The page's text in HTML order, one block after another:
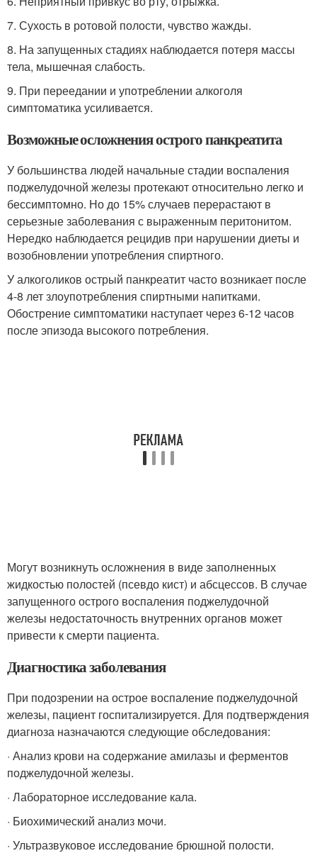
7. Сухость в ротовой полости, чувство жажды.
8. На запущенных стадиях наблюдается потеря массы
тела, мышечная слабость.
9. При переедании и употреблении алкоголя
симптоматика усиливается.
Возможные осложнения острого панкреатита
У большинства людей начальные стадии воспаления
поджелудочной железы протекают относительно легко и
бессимптомно. Но до 15% случаев перерастают в
серьезные заболевания с выраженным перитонитом.
Нередко наблюдается рецидив при нарушении диеты и
возобновлении употребления спиртного.
У алкоголиков острый панкреатит часто возникает после
4-8 лет злоупотребления спиртными напитками.
Обострение симптоматики наступает через 6-12 часов
после эпизода высокого потребления.
Могут возникнуть осложнения в виде заполненных
жидкостью полостей (псевдо кист) и абсцессов. В случае
запущенного острого воспаления поджелудочной
железы недостаточность внутренних органов может
привести к смерти пациента.
Диагностика заболевания
При подозрении на острое воспаление поджелудочной
железы, пациент госпитализируется. Для подтверждения
диагноза назначаются следующие обследования:
· Анализ крови на содержание амилазы и ферментов
поджелудочной железы.
· Лабораторное исследование кала.
· Биохимический анализ мочи.
· Ультразвуковое исследование брюшной полости.